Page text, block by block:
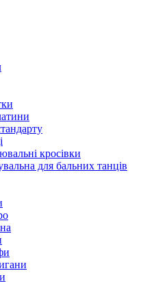
кросівки
для бальних танців